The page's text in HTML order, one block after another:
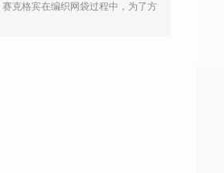
克格宾在编织网袋过程中，为了方